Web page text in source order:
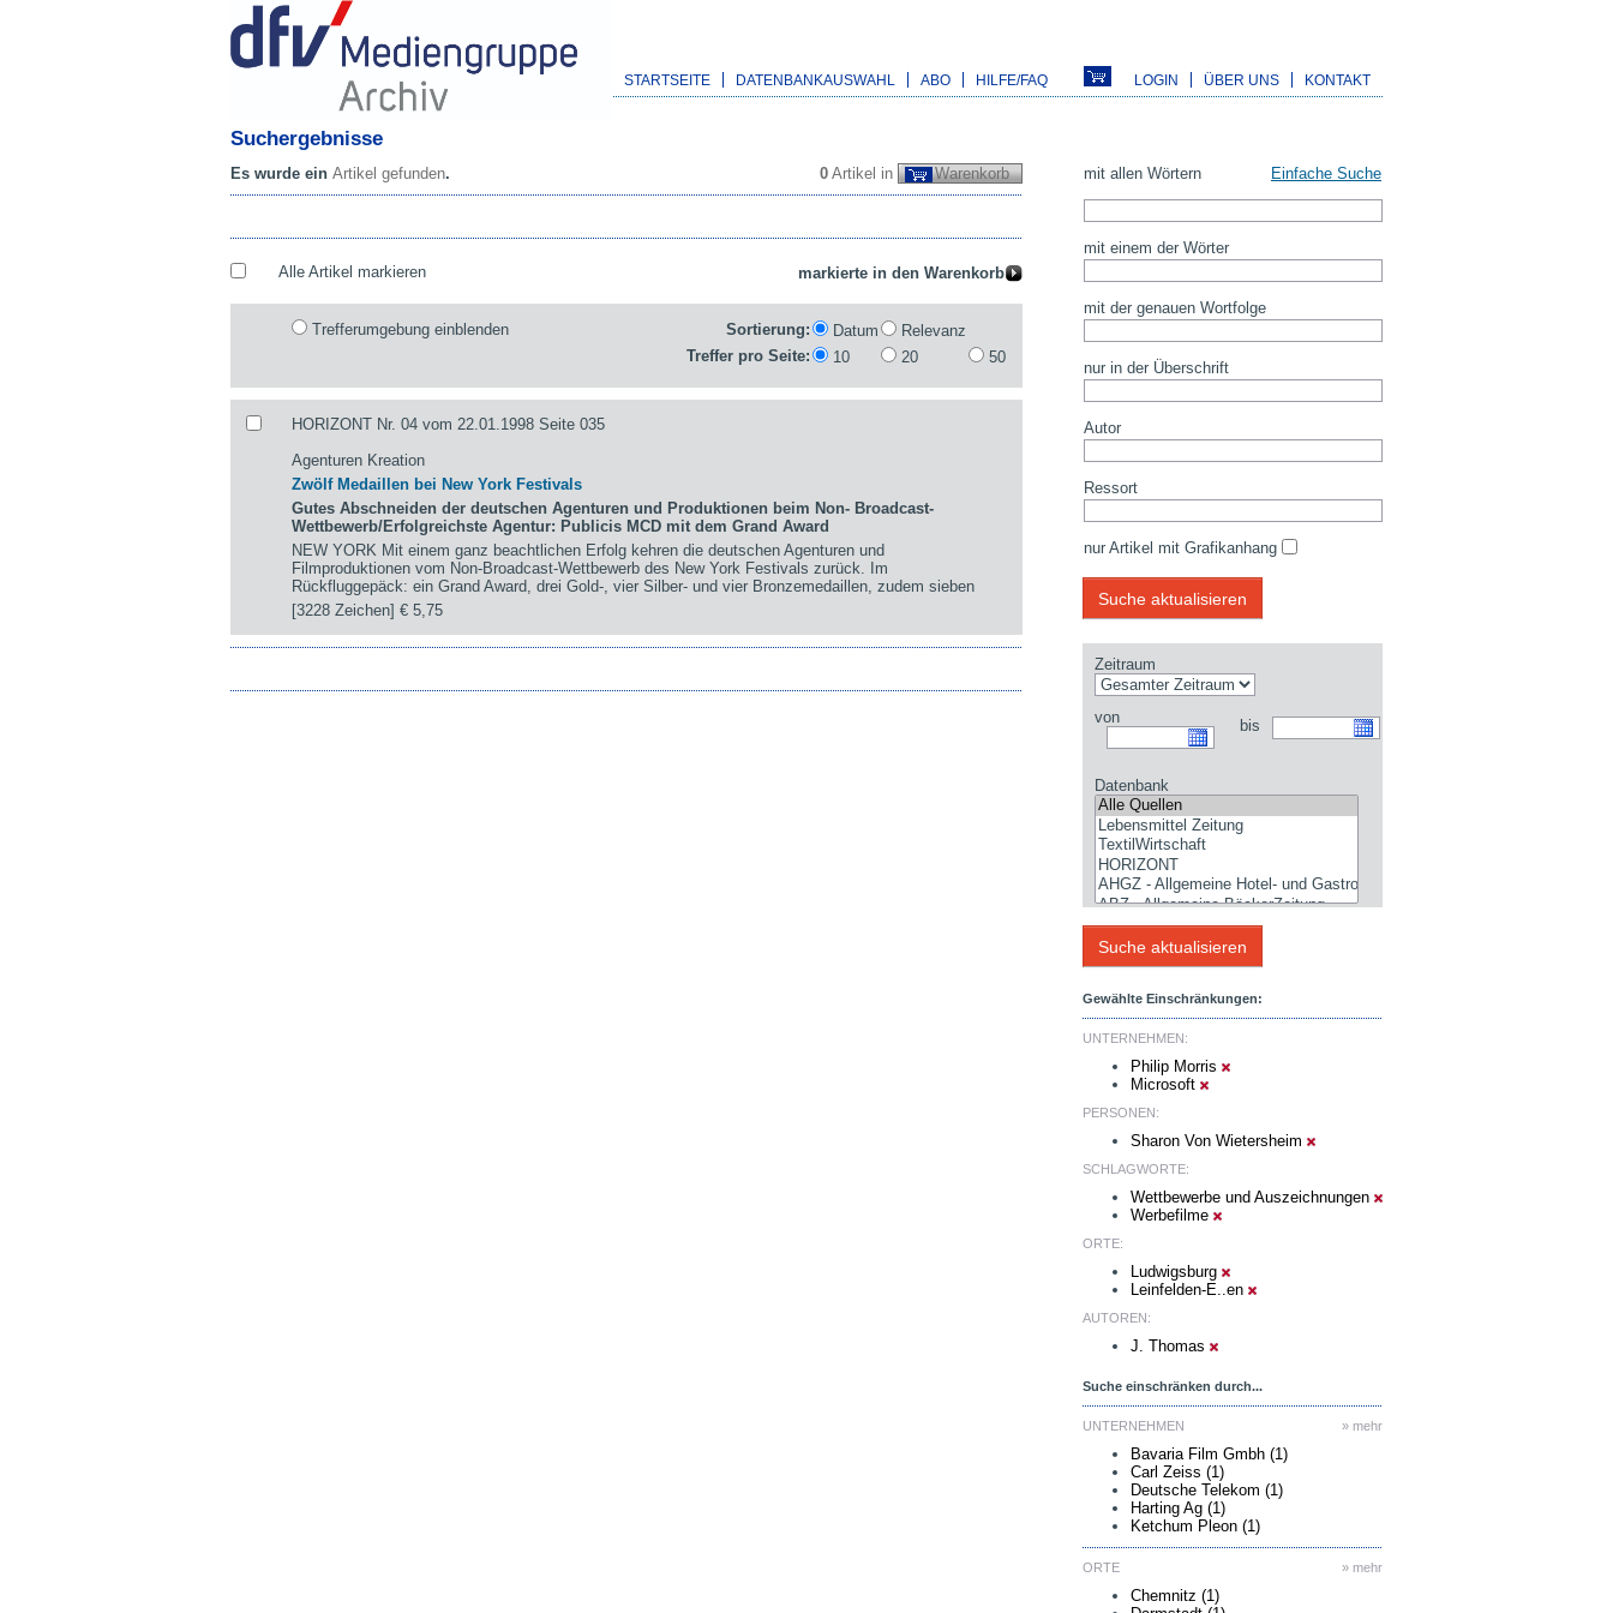
STARTSEITE DATENBANKAUSWAHL ABO HILFE/FAQ LOGIN ÜBER UNS KONTAKT
Suchergebnisse
0 Artikel in Warenkorb
Es wurde ein Artikel gefunden.
Alle Artikel markieren
Trefferumgebung einblenden Sortierung: Datum
Relevanz
Treffer pro Seite:
10 20 50
HORIZONT Nr. 04 vom 22.01.1998 Seite 035
Agenturen Kreation
Zwölf Medaillen bei New York Festivals
Gutes Abschneiden der deutschen Agenturen und Produktionen beim Non- Broadcast-
Wettbewerb/Erfolgreichste Agentur: Publicis MCD mit dem Grand Award
NEW YORK Mit einem ganz beachtlichen Erfolg kehren die deutschen Agenturen und
Filmproduktionen vom Non-Broadcast-Wettbewerb des New York Festivals zurück. Im
Rückfluggepäck: ein Grand Award, drei Gold-, vier Silber- und vier Bronzemedaillen, zudem sieben
[3228 Zeichen]€ 5,75
mit allen Wörtern Einfache Suche
mit einem der Wörter
mit der genauen Wortfolge
nur in der Überschrift
Autor
Ressort
nur Artikel mit Grafikanhang
Zeitraum
von bis
Datenbank
Gewählte Einschränkungen:
UNTERNEHMEN:
Philip Morris
Microsoft
PERSONEN:
Sharon Von Wietersheim
SCHLAGWORTE:
Wettbewerbe und Auszeichnungen
Werbefilme
ORTE:
Ludwigsburg
Leinfelden-E..en
AUTOREN:
J. Thomas
Suche einschränken durch...
» mehr
UNTERNEHMEN
Bavaria Film Gmbh (1)
Carl Zeiss (1)
Deutsche Telekom (1)
Harting Ag (1)
Ketchum Pleon (1)
» mehr
ORTE
Chemnitz (1)